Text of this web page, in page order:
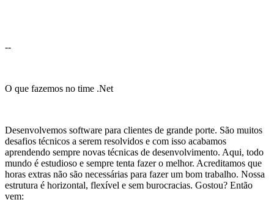
--
O que fazemos no time .Net
Desenvolvemos software para clientes de grande porte. São muitos
desafios técnicos a serem resolvidos e com isso acabamos
aprendendo sempre novas técnicas de desenvolvimento. Aqui, todo
mundo é estudioso e sempre tenta fazer o melhor. Acreditamos que
horas extras não são necessárias para fazer um bom trabalho. Nossa
estrutura é horizontal, flexível e sem burocracias. Gostou? Então
vem: